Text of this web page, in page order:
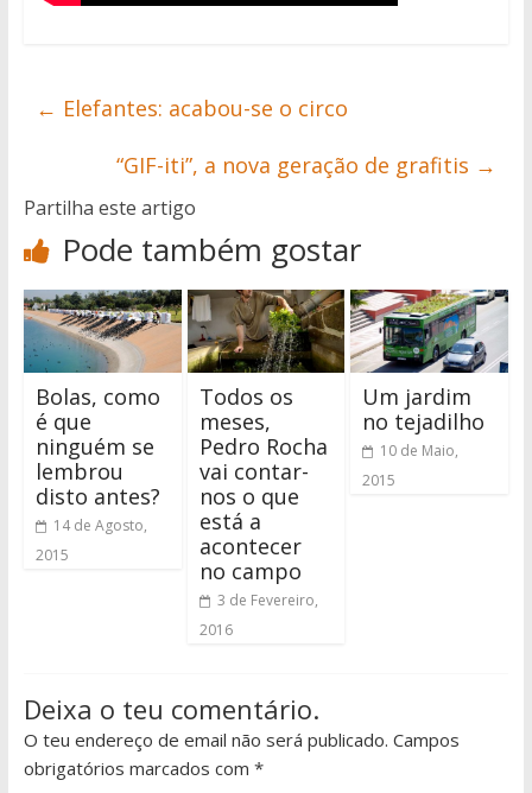
← Elefantes: acabou-se o circo
“GIF-iti”, a nova geração de grafitis →
Partilha este artigo
Pode também gostar
Bolas, como
é que
ninguém se
lembrou
disto antes?
14 de Agosto,
2015
Todos os
meses,
Pedro Rocha
vai contar-
nos o que
está a
acontecer
no campo
3 de Fevereiro,
2016
Um jardim
no tejadilho
10 de Maio,
2015
Deixa o teu comentário.
O teu endereço de email não será publicado. Campos
obrigatórios marcados com *